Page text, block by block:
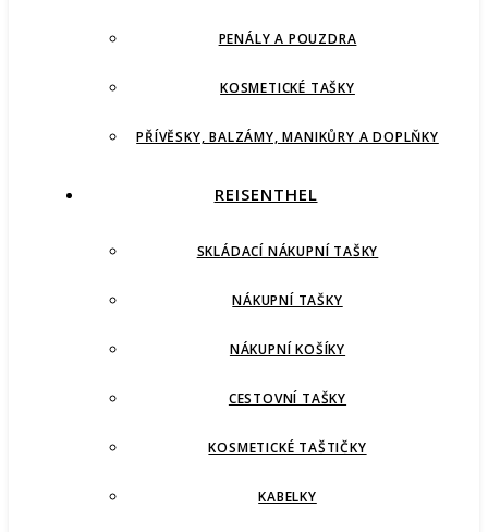
PENÁLY A POUZDRA
KOSMETICKÉ TAŠKY
PŘÍVĚSKY, BALZÁMY, MANIKŮRY A DOPLŇKY
REISENTHEL
SKLÁDACÍ NÁKUPNÍ TAŠKY
NÁKUPNÍ TAŠKY
NÁKUPNÍ KOŠÍKY
CESTOVNÍ TAŠKY
KOSMETICKÉ TAŠTIČKY
KABELKY